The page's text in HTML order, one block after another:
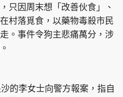
cazbuyer 東Touch
只因周末想「改善伙食」、
村落覓食，以藥物毒殺市民
。事件令狗主悲痛萬分，涉
的李女士向警方報案，指自